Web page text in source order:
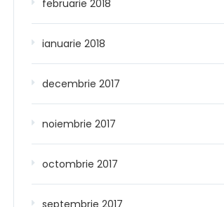
februarie 2018
ianuarie 2018
decembrie 2017
noiembrie 2017
octombrie 2017
septembrie 2017